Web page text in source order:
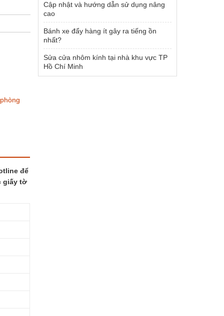
để
giấy tờ
Cập nhật và hướng dẫn sử dụng nâng
cao
Bánh xe đẩy hàng ít gây ra tiếng ồn
nhất?
Sửa cửa nhôm kính tại nhà khu vực TP
Hồ Chí Minh